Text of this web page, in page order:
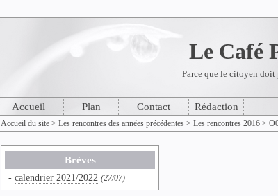
Le Café
Parce que le citoyen doit
Accueil Plan Contact Rédaction
Accueil du site > Les rencontres des années précédentes > Les rencontres 2016 >
Brèves
- calendrier 2021/2022 (27/07)